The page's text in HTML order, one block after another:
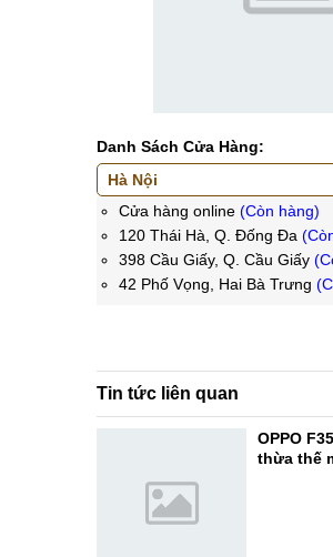
Danh Sách Cửa Hàng:
Cửa hàng online (Còn hàng)
120 Thái Hà, Q. Đống Đa
398 Cầu Giấy, Q. Cầu Giấy
42 Phố Vọng, Hai Bà Trưng
Tin tức liên quan
OPPO
thừa thế